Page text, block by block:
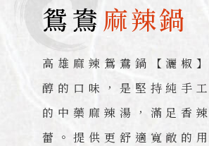
鴛鴦麻辣鍋
高雄麻辣鴛鴦鍋【灑椒
醇的口味，是堅持純手
的中藥麻辣湯，滿足香
蕾。提供更舒適寬敞的